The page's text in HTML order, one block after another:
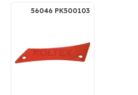
prowadzić do uszkodzenia części
56046 PK500103